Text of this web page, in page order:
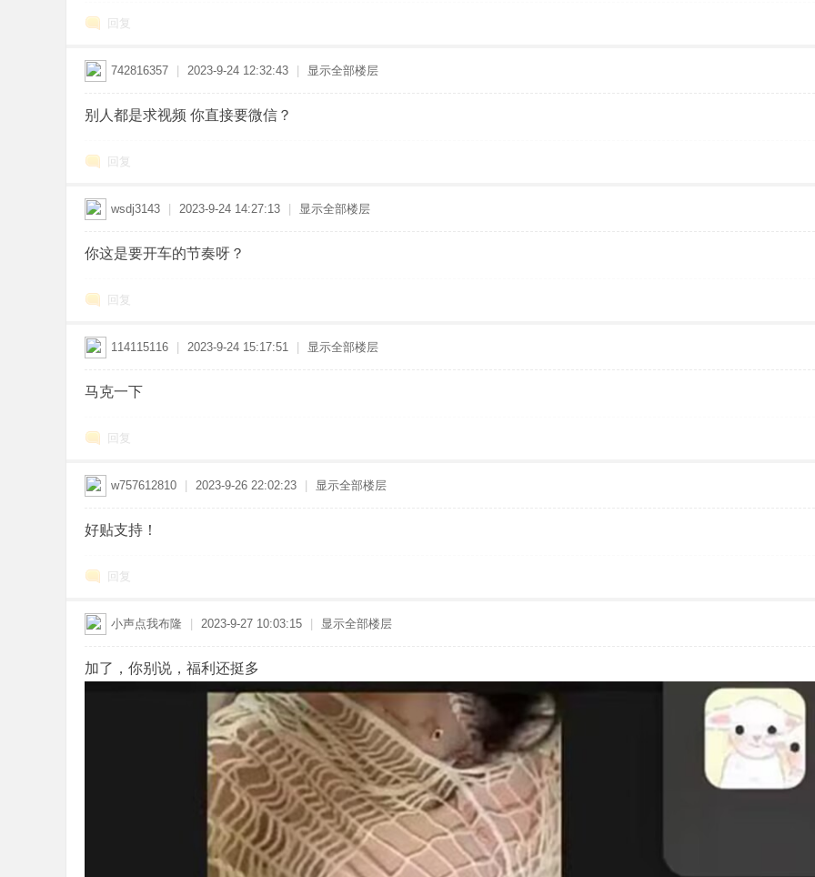
回复
742816357 2023-9-24 12:32:43 显示全部楼层
别人都是求视频 你直接要微信？
回复
wsdj3143 2023-9-24 14:27:13 显示全部楼层
你这是要开车的节奏呀？
回复
114115116 2023-9-24 15:17:51 显示全部楼层
马克一下
回复
w757612810 2023-9-26 22:02:23 显示全部楼层
好贴支持！
回复
小声点我布隆 2023-9-27 10:03:15 显示全部楼层
加了，你别说，福利还挺多